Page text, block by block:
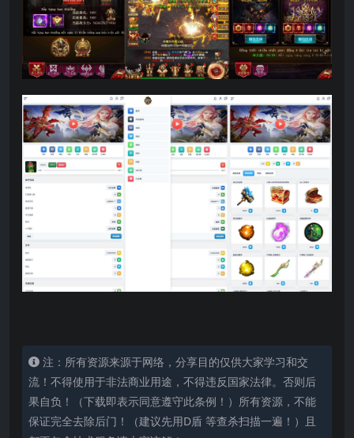
注：所有资源来源于网络，分享目的仅供大家学习和交
流！不得使用于非法商业用途，不得违反国家法律。否则后
果自负！（下载即表示同意遵守此条例！）所有资源，不能
保证完全去除后门！（建议先用D盾 等查杀扫描一遍！）且